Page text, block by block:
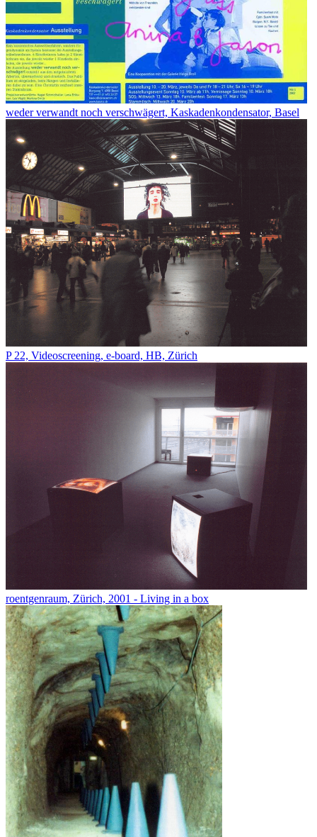
weder verwandt noch verschwägert, Kaskadenkondensator, Basel
P 22, Videoscreening, e-board, HB, Zürich
roentgenraum, Zürich, 2001 - Living in a box